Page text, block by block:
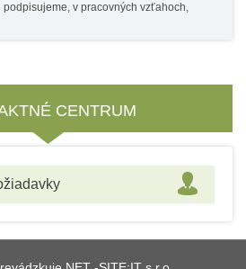
podpisujeme, v pracovných vzťahoch,
CENTRUM